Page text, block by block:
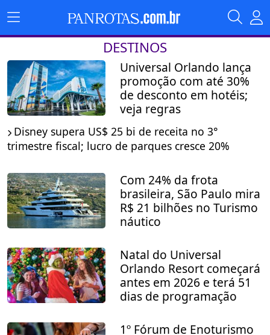
DESTINOS
Universal Orlando lança
promoção com até 30%
de desconto em hotéis;
veja regras
Disney supera US$ 25 bi de receita no 3°
trimestre fiscal; lucro de parques cresce 20%
Com 24% da frota
brasileira, São Paulo mira
R$ 21 bilhões no Turismo
náutico
Natal do Universal
Orlando Resort começará
antes em 2026 e terá 51
dias de programação
1º Fórum de Enoturismo